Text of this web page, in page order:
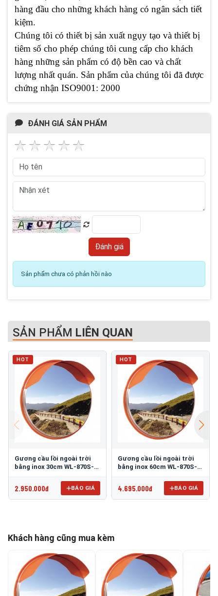
hàng đầu cho những khách hàng có ngân sách tiết
kiệm.
Chúng tôi có thiết bị sản xuất ngụy tạo và thiết bị
tiêm số cho phép chúng tôi cung cấp cho khách
hàng những sản phẩm có độ bền cao và chất
lượng nhất quán. Sản phẩm của chúng tôi đã được
chứng nhận ISO9001: 2000
ĐÁNH GIÁ SẢN PHẨM
Sản phẩm chưa có phản hồi nào
SẢN PHẨM LIÊN QUAN
HOT
Gương cầu lồi ngoài trời
bằng inox 30cm WL-870S-
2.950.000đ BÁO GIÁ
HOT
Gương cầu lồi ngoài trời
bằng inox 60cm WL-870S-
4.695.000đ BÁO GIÁ
Khách hàng cũng mua kèm